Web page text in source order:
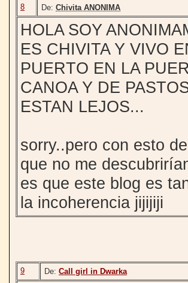
8 De: Chivita ANONIMA
HOLA SOY
ES CHIVITA Y VIVO
PUERTO EN LA
CANOA Y DE
ESTAN LEJOS...
sorry..pero con esto
que no me
es que este blog es
la incoherencia jijijiji
9 De: Call girl in Dwarka